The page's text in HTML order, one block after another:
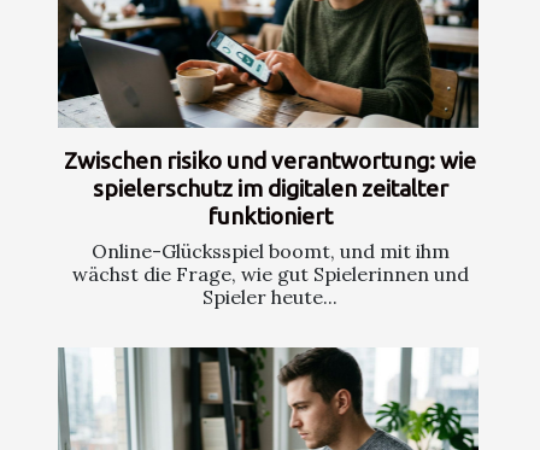
Zwischen risiko und verantwortung: wie
spielerschutz im digitalen zeitalter
funktioniert
Online-Glücksspiel boomt, und mit ihm
wächst die Frage, wie gut Spielerinnen und
Spieler heute...